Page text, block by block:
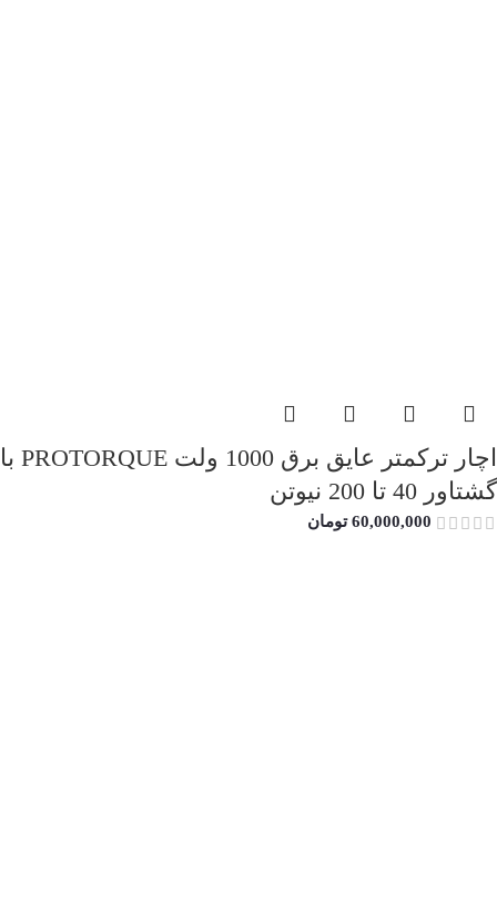
اچار ترکمتر عایق برق 1000 ولت PROTORQUE با
گشتاور 40 تا 200 نیوتن
60,000,000 تومان